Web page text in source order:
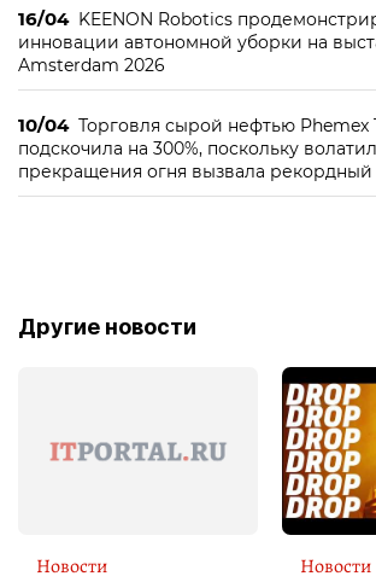
16/04 KEENON Robotics
инновации автономной уборки на
Amsterdam 2026
10/04 Торговля сырой нефтью Phemex
подскочила на 300%, поскольку
прекращения огня вызвала рекордный
Другие новости
Новости Новости